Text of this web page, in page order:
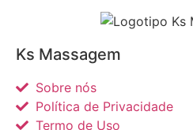
Ks Massagem
Sobre nós
Política de Privacidade
Termo de Uso